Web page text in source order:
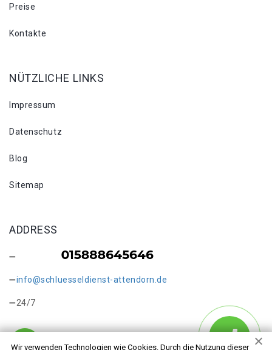
Wir verwenden Technologien wie Cookies. Durch die Nutzung dieser
Preise
Kontakte
NÜTZLICHE LINKS
Impressum
Datenschutz
Blog
Sitemap
ADDRESS
info@schluesseldienst-attendorn.de
24/7